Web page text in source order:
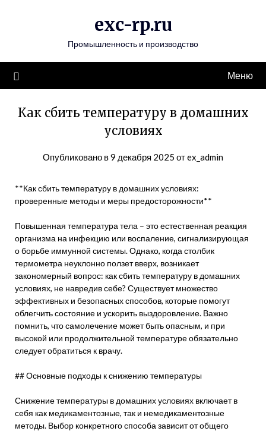
exc-rp.ru
Промышленность и производство
Меню
Как сбить температуру в домашних
условиях
Опубликовано в9 декабря 2025 отex_admin
**Как сбить температуру в домашних условиях:
проверенные методы и меры предосторожности**
Повышенная температура тела – это естественная реакция
организма на инфекцию или воспаление, сигнализирующая
о борьбе иммунной системы. Однако, когда столбик
термометра неуклонно ползет вверх, возникает
закономерный вопрос: как сбить температуру в домашних
условиях, не навредив себе? Существует множество
эффективных и безопасных способов, которые помогут
облегчить состояние и ускорить выздоровление. Важно
помнить, что самолечение может быть опасным, и при
высокой или продолжительной температуре обязательно
следует обратиться к врачу.
## Основные подходы к снижению температуры
Снижение температуры в домашних условиях включает в
себя как медикаментозные, так и немедикаментозные
методы. Выбор конкретного способа зависит от общего